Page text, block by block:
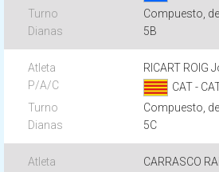
Compuesto,
5B
RICART ROIG
CAT -
Compuesto,
5C
CARRASCO